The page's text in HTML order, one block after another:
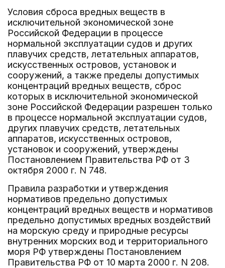
Условия сброса вредных веществ в
исключительной экономической зоне
Российской Федерации в процессе
нормальной эксплуатации судов и других
плавучих средств, летательных аппаратов,
искусственных островов, установок и
сооружений, а также пределы допустимых
концентраций вредных веществ, сброс
которых в исключительной экономической
зоне Российской Федерации разрешен только
в процессе нормальной эксплуатации судов,
других плавучих средств, летательных
аппаратов, искусственных островов,
установок и сооружений, утверждены
Постановлением Правительства РФ от 3
октября 2000 г. N 748.
Правила разработки и утверждения
нормативов предельно допустимых
концентраций вредных веществ и нормативов
предельно допустимых вредных воздействий
на морскую среду и природные ресурсы
внутренних морских вод и территориального
моря РФ утверждены Постановлением
Правительства РФ от 10 марта 2000 г. N 208.